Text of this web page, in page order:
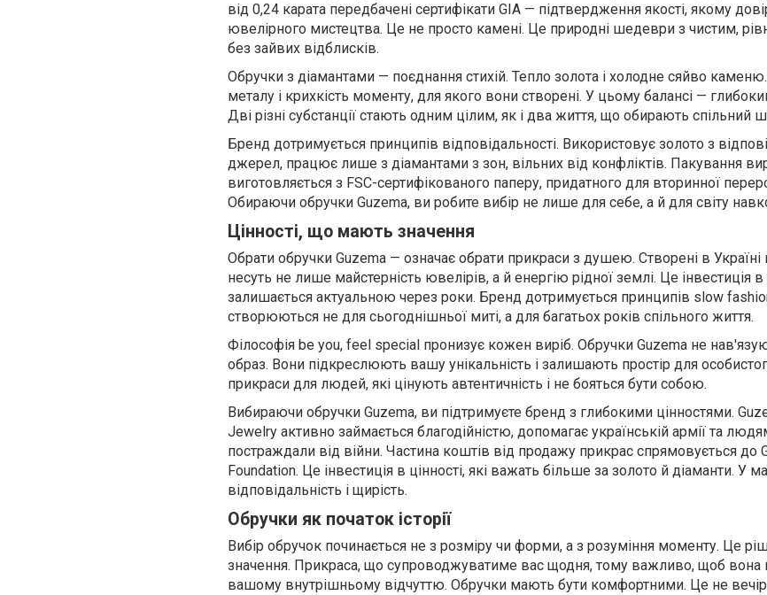
від 0,24 карата передбачені сертифікати GIA — підтвердження якості, якому
ювелірного мистецтва. Це не просто камені. Це природні шедеври з чистим,
без зайвих відблисків.
Обручки з діамантами — поєднання стихій. Тепло золота і холодне сяйво каменю.
металу і крихкість моменту, для якого вони створені. У цьому балансі —
Дві різні субстанції стають одним цілим, як і два життя, що обирають спільний
Бренд дотримується принципів відповідальності. Використовує золото з
джерел, працює лише з діамантами з зон, вільних від конфліктів. Пакування
виготовляється з FSC-сертифікованого паперу, придатного для вторинної
Обираючи обручки Guzema, ви робите вибір не лише для себе, а й для світу
Цінності, що мають значення
Обрати обручки Guzema — означає обрати прикраси з душею. Створені в Україні
несуть не лише майстерність ювелірів, а й енергію рідної землі. Це інвестиція в
залишається актуальною через роки. Бренд дотримується принципів slow
створюються не для сьогоднішньої миті, а для багатьох років спільного життя.
Філософія be you, feel special пронизує кожен виріб. Обручки Guzema не
образ. Вони підкреслюють вашу унікальність і залишають простір для
прикраси для людей, які цінують автентичність і не бояться бути собою.
Вибираючи обручки Guzema, ви підтримуєте бренд з глибокими цінностями.
Jewelry активно займається благодійністю, допомагає українській армії та
постраждали від війни. Частина коштів від продажу прикрас спрямовується до
Foundation. Це інвестиція в цінності, які важать більше за золото й діаманти. У
відповідальність і щирість.
Обручки як початок історії
Вибір обручок починається не з розміру чи форми, а з розуміння моменту. Це
значення. Прикраса, що супроводжуватиме вас щодня, тому важливо, щоб вона
вашому внутрішньому відчуттю. Обручки мають бути комфортними. Це не